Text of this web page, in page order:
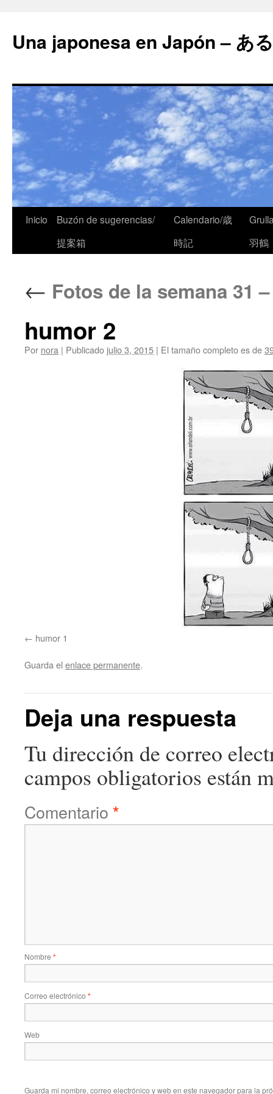
Una japonesa en Japón – あ
Inicio
Buzón de sugerencias/
提案箱
Calendario/歳
時記
羽鶴
← Fotos de la semana 31
humor 2
Por nora | Publicado julio 3, 2015 | El tamaño completo es de
humor 1
Guarda el enlace permanente.
Deja una respuesta
Tu dirección de correo
campos obligatorios están
Comentario *
Nombre *
Correo electrónico *
Web
Guarda mi nombre, correo electrónico y web en este navegador para la